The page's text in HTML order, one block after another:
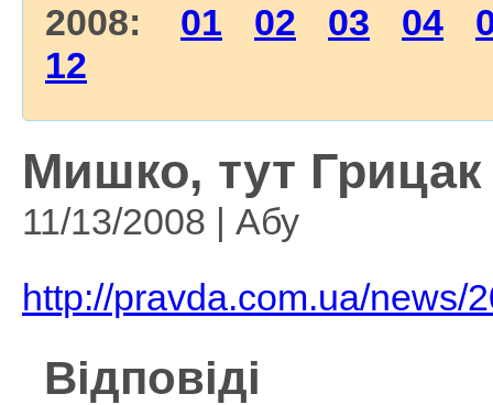
2008: 01 02 03 04
12
Мишко, тут Грицак
11/13/2008 | Абу
http://pravda.com.ua/news/
Відповіді